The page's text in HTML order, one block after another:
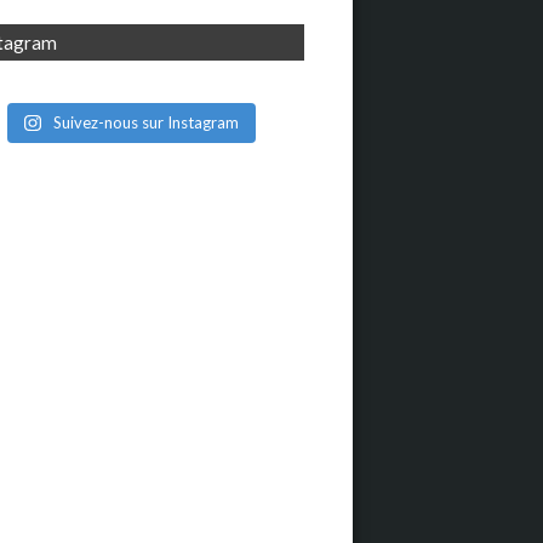
Suivez-nous sur Instagram